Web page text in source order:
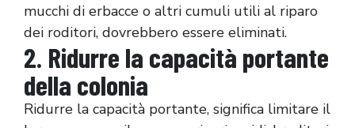
mucchi di erbacce o altri cumuli utili al riparo
dei roditori, dovrebbero essere eliminati.
2. Ridurre la capacità portante
della colonia
Ridurre la capacità portante, significa limitare il